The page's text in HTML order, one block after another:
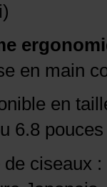
en main
en
6.8 pouces
de ciseaux